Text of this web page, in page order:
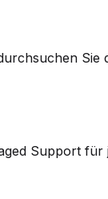
Sie
Support für